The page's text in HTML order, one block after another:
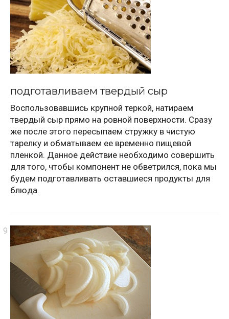
подготавливаем твердый сыр
Воспользовавшись крупной теркой, натираем
твердый сыр прямо на ровной поверхности. Сразу
же после этого пересыпаем стружку в чистую
тарелку и обматываем ее временно пищевой
пленкой. Данное действие необходимо совершить
для того, чтобы компонент не обветрился, пока мы
будем подготавливать оставшиеся продукты для
блюда.